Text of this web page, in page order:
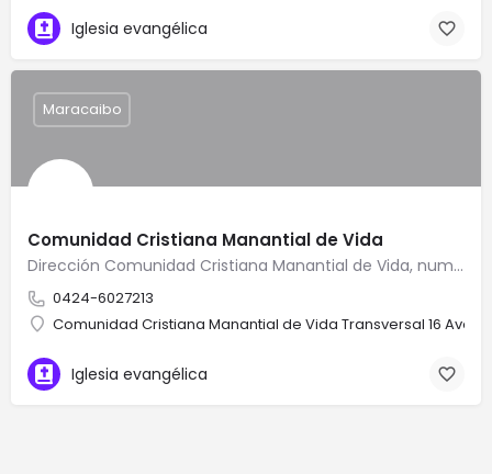
Iglesia evangélica
Comunidad Cristiana Manantial de Vida
Dirección Comunidad Cristiana Manantial de Vida, numero de Comunidad Cristiana Manantial de Vida, Teléfono de…
0424-6027213
Comunidad Cristiana Manantial de Vida Transversal 16
Maracaibo
Iglesia evangélica